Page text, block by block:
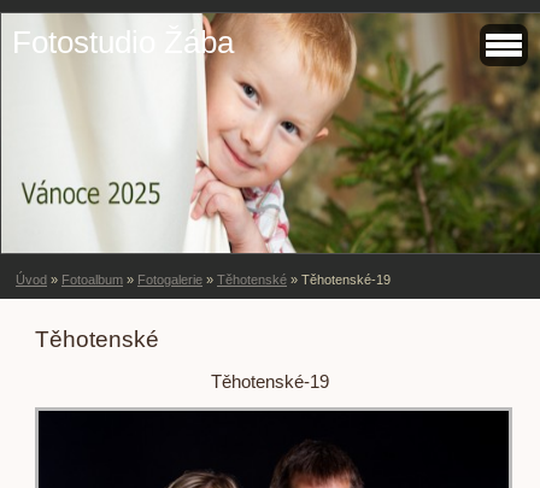
Fotostudio Žába
Úvod » Fotoalbum » Fotogalerie » Těhotenské » Těhotenské-19
Těhotenské
Těhotenské-19